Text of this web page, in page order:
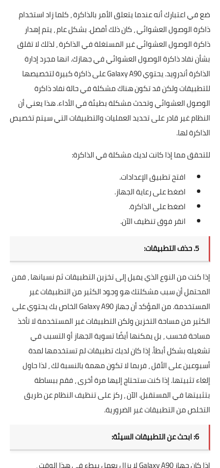
ضع في اعتبارك أنه عندما يتعلق الأمر بالذاكرة ، كلما زاد استخدام
ذاكرة الوصول العشوائي ، كان ذلك أفضل. بشكل عام ، يتم إهدار
ذاكرة الوصول العشوائي غير المستغلة في الذاكرة ، لذلك لا تقلق
بشأن نفاد ذاكرة الوصول العشوائي في جهازك. انها مجرد إدارة
الذاكرة أندرويد. يحتوي Galaxy A90 على ذاكرة كبيرة لتخصيصها
للتطبيقات ولكن قد تكون هناك مشكلة في حالة نفاد ذاكرة
الوصول العشوائي وتحدث مشكلة بطيئة في الأداء. هذا يعني أن
النظام غير قادر على تحديد العمليات والتطبيقات التي سيتم تخصيص
الذاكرة لها.
للتحقق مما إذا كانت لديك مشكلة في الذاكرة:
افتح تطبيق الإعدادات.
اضغط على رعاية الجهاز.
اضغط على الذاكرة.
انقر فوق تنظيف الآن.
5. حذف التطبيقات:
إذا كنت من النوع الذي يميل إلى تخزين التطبيقات ثم نسيانها ، فمن
المحتمل أن سبب مشكلتك هو وجود الكثير من التطبيقات غير
المستخدمة. من المؤكد أن جهاز Galaxy A90 الخاص بك يحتوي على
الكثير من مساحة التخزين ولكن التطبيقات غير المستخدمة لا تأخذ
مساحة فحسب ، بل يمكنها أيضًا تسوية الجهاز أو التسبب في
تشغيله بشكل أبطأ. إذا كان لديك تطبيقات لم تستخدمها لمدة
أسبوعين على الأقل ، فربما لا تكون مهمة بالنسبة لك ، لذا حاول
إلغاء تثبيتها. إذا كنت ستحتاج إليها مرة أخرى ، فقم ببساطة
بتثبيتها في المستقبل. الآن ، ركز على تنظيف النظام عن طريق
التخلص من التطبيقات غير الضرورية.
6: ابحث عن التطبيقات السيئة: